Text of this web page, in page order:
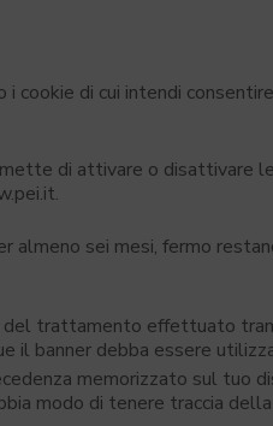
di cui intendi
di attivare o disattivare
sei mesi, fermo
del trattamento effettuato
il banner debba essere
memorizzato sul
modo di tenere traccia